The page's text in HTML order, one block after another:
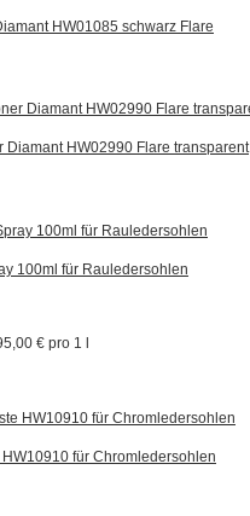
HW01085 schwarz Flare
Diamant HW02990 Flare transparent
100ml für Rauledersohlen
€ pro 1 l
für Chromledersohlen